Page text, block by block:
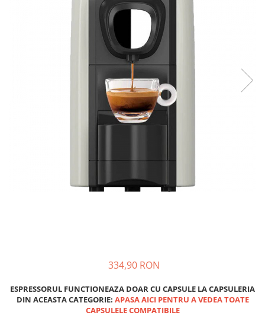
Capsule compatibile Bialetti
Capsule compatibile Beanz
Capsule compatibile Uno System
Capsule compatibile Caffitaly
PADURI CAFEA & MONODOZE
334,90 RON
ESPRESSORUL FUNCTIONEAZA DOAR CU CAPSULE LA CAPSULERIA
DIN ACEASTA CATEGORIE: APASA AICI PENTRU A VEDEA TOATE
CAPSULELE COMPATIBILE